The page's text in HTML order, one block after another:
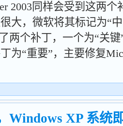
同样会受到这两个
大，微软将其标记为“
两个补丁，一个为“关
为“重要”，主要修复
Windows XP 系统